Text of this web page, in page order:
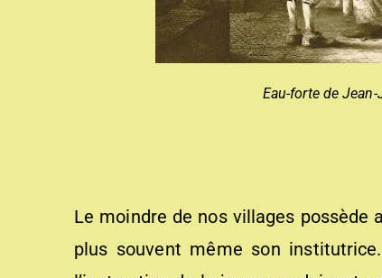
Eau-forte de
Le moindre de nos villages possède
plus souvent même son